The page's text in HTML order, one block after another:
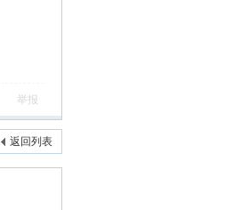
举报
返回列表